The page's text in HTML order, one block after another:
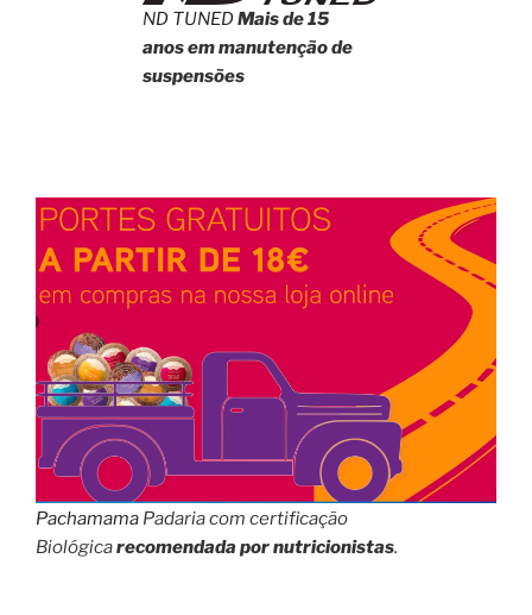
ND TUNEDMais de 15
anos em manutenção de
suspensões
Pachamama Padaria com certificação
Biológicarecomendada por nutricionistas.